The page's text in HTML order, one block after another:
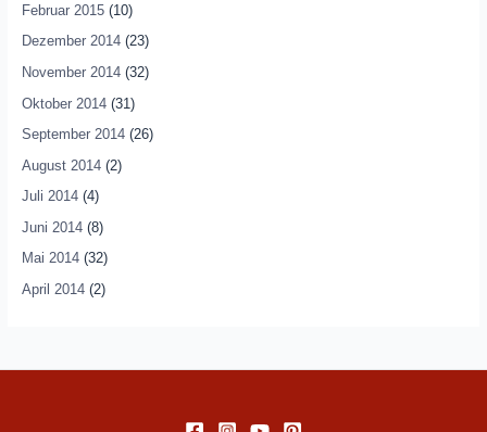
Februar 2015(10)
Dezember 2014(23)
November 2014(32)
Oktober 2014(31)
September 2014(26)
August 2014(2)
Juli 2014(4)
Juni 2014(8)
Mai 2014(32)
April 2014(2)